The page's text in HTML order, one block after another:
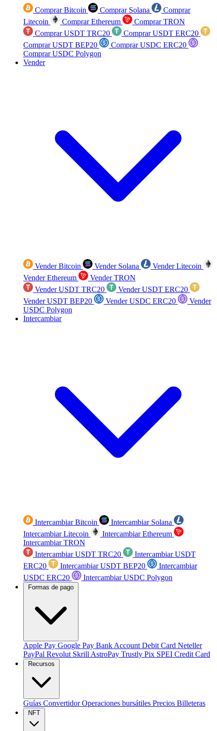
Comprar Bitcoin Comprar Solana
Comprar
Litecoin
Comprar Ethereum
Comprar TRON
Comprar USDT TRC20
Comprar USDT ERC20
Comprar USDT BEP20
Comprar USDC ERC20
Comprar USDC Polygon
Vender
Vender Bitcoin Vender Solana
Vender Litecoin
Vender Ethereum
Vender TRON
Vender USDT TRC20
Vender USDT ERC20
Vender USDT BEP20
Vender USDC ERC20
Vender
USDC Polygon
Intercambiar
Intercambiar Bitcoin
Intercambiar Solana
Intercambiar Litecoin
Intercambiar Ethereum
Intercambiar TRON
Intercambiar USDT TRC20
Intercambiar USDT
ERC20
Intercambiar USDT BEP20
Intercambiar
USDC ERC20
Intercambiar USDC Polygon
Formas de pago
Apple Pay Google Pay Bank Account Debit Card Neteller
PayPal Revolut Skrill AstroPay Trustly Pix SPEI Credit Card
Recursos
Guías ConvertidorOperaciones bursátiles Precios Billeteras
NFT